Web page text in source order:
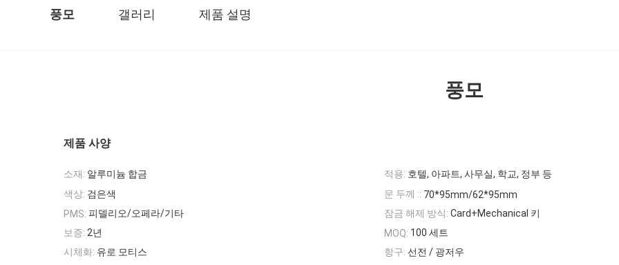
풍모 갤러리 제품 설명
풍모
제품 사양
소재: 알루미늄 합금 적용: 호텔, 아파트, 사무실, 학교, 정부 등
색상: 검은색 문 두께 :: 70*95mm/62*95mm
PMS: 피델리오/오페라/기타 잠금 해제 방식: Card+Mechanical 키
보증: 2년 MOQ: 100 세트
시체화: 유로 모티스 항구: 선전 / 광저우